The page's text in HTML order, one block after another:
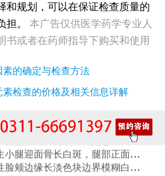
和规划，可以在保证检查质量的
。
本广告仅供医学药学专业人
书或者在药师指导下购买和使用
素的确定与检查方法
素检查的价格及相关信息详解
身零星长浅白点多处小块白斑是什么
手指关节长小白块指关节发白会不会扩
窝长白斑凹陷脱色 警惕白癜风迹象
细小白点、眼周浅色斑块，严重吗
盖后方腿窝淡白斑是怎么回事 隐蔽处白斑咨询
小腿迎面骨长白斑，腿部正面发白解答
颊边缘长淡色块边界模糊白斑是怎么回事
腕外侧长小白斑且日常活动发白，警惕白癜风信号